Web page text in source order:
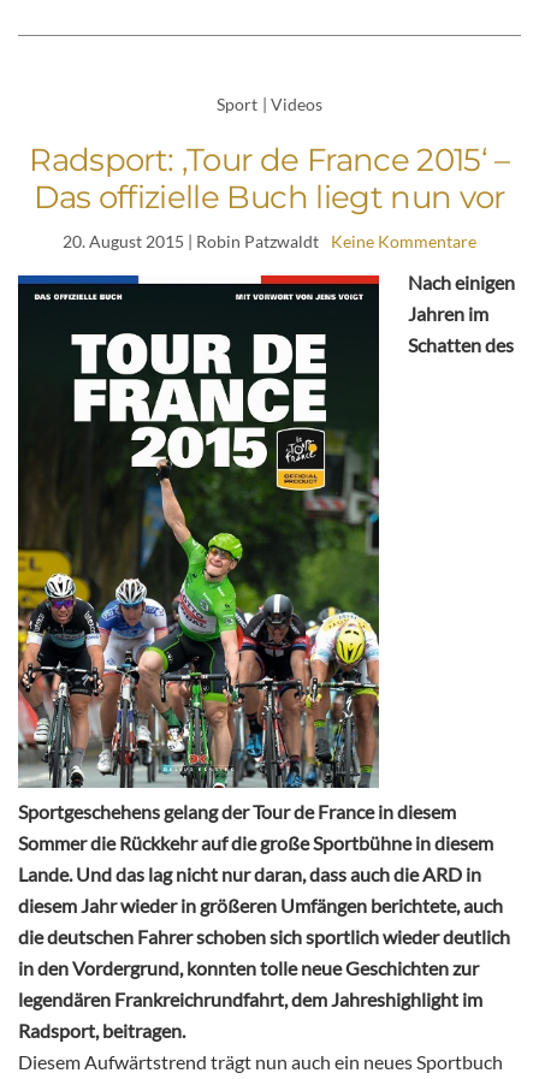
Sport | Videos
Radsport: ‚Tour de France 2015‘ –
Das offizielle Buch liegt nun vor
20. August 2015 | Robin Patzwaldt Keine Kommentare
Nach einigen
Jahren im
Schatten des
Sportgeschehens gelang der Tour de France in diesem
Sommer die Rückkehr auf die große Sportbühne in diesem
Lande. Und das lag nicht nur daran, dass auch die ARD in
diesem Jahr wieder in größeren Umfängen berichtete, auch
die deutschen Fahrer schoben sich sportlich wieder deutlich
in den Vordergrund, konnten tolle neue Geschichten zur
legendären Frankreichrundfahrt, dem Jahreshighlight im
Radsport, beitragen.
Diesem Aufwärtstrend trägt nun auch ein neues Sportbuch